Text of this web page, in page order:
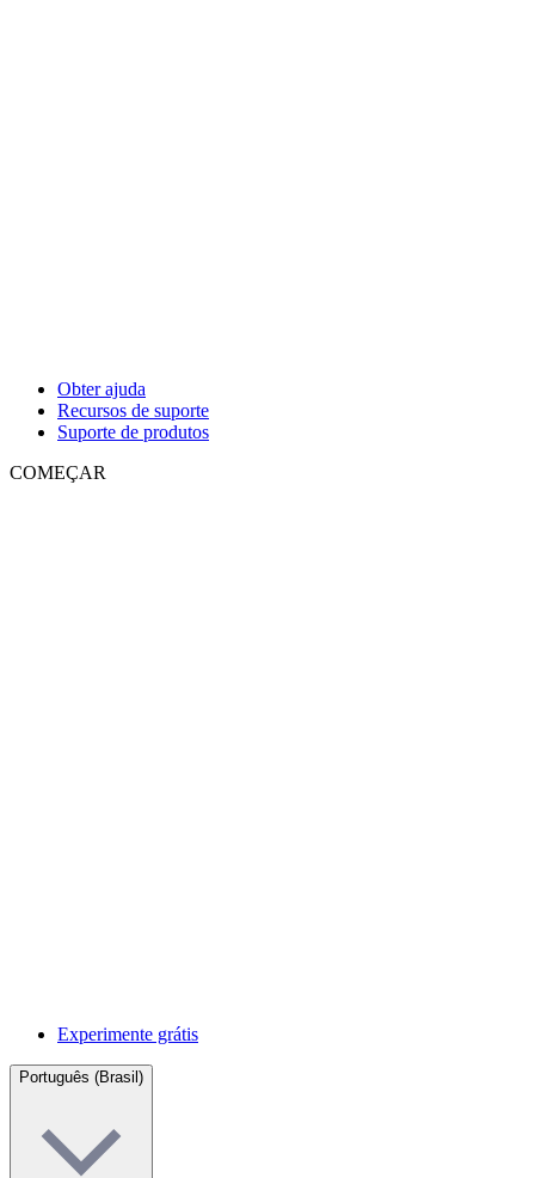
Obter ajuda
Recursos de suporte
Suporte de produtos
COMEÇAR
Experimente grátis
Português (Brasil)